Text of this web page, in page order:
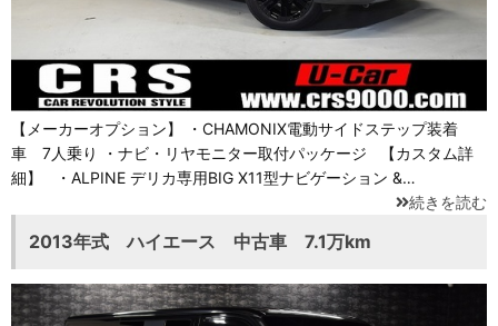
【メーカーオプション】 ・CHAMONIX電動サイドステップ装着
車 7人乗り ・ナビ・リヤモニター取付パッケージ 【カスタム詳
細】 ・ALPINE デリカ専用BIG X11型ナビゲーション &…
続きを読む
2013年式 ハイエース 中古車 7.1万km